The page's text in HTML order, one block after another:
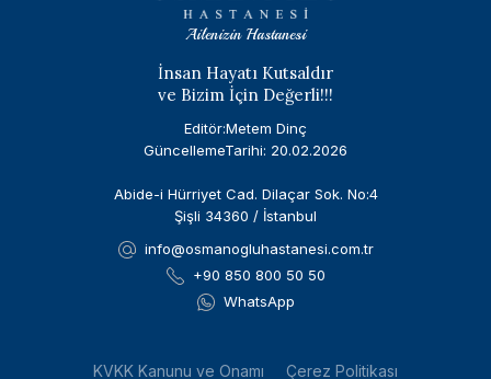
İnsan Hayatı Kutsaldır
ve Bizim İçin Değerli!!!
Editör:Metem Dinç
GüncellemeTarihi: 20.02.2026
Abide-i Hürriyet Cad. Dilaçar Sok. No:4
Şişli 34360 / İstanbul
info@osmanogluhastanesi.com.tr
+90 850 800 50 50
WhatsApp
KVKK Kanunu ve Onamı Çerez Politikası
Ailenizin Hastanesi